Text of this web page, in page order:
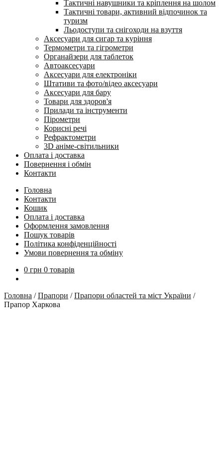
Тактичні навушники та кріплення на шолом
Тактичні товари, активний відпочинок та
туризм
Льодоступи та снігоходи на взуття
Аксесуари для сигар та куріння
Термометри та гігрометри
Органайзери для таблеток
Автоаксесуари
Аксесуари для електроніки
Штативи та фото/відео аксесуари
Аксесуари для бару
Товари для здоров'я
Прилади та інструменти
Пірометри
Корисні речі
Рефрактометри
3D аніме-світильники
Оплата і доставка
Повернення і обмін
Контакти
Головна
Контакти
Кошик
Оплата і доставка
Оформлення замовлення
Пошук товарів
Політика конфіденційності
Умови повернення та обміну
0 грн 0 товарів
Головна /Прапори /Прапори областей та міст України /
Прапор Харкова